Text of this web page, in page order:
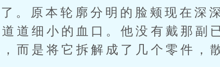
原本轮廓分明的脸颊现在深
道细小的血口。他没有戴那副
而是将它拆解成了几个零件，